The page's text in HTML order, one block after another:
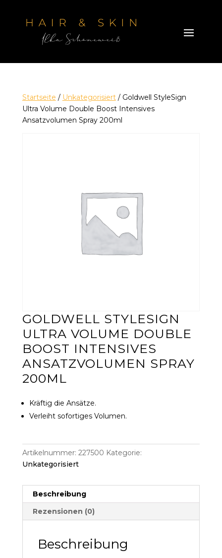
Startseite / Unkategorisiert/ Goldwell StyleSign
Ultra Volume Double Boost Intensives
Ansatzvolumen Spray 200ml
GOLDWELL STYLESIGN
ULTRA VOLUME DOUBLE
BOOST INTENSIVES
ANSATZVOLUMEN SPRAY
200ML
Kräftig die Ansätze.
Verleiht sofortiges Volumen.
Artikelnummer: 227500 Kategorie:
Unkategorisiert
Beschreibung
Rezensionen (0)
Beschreibung